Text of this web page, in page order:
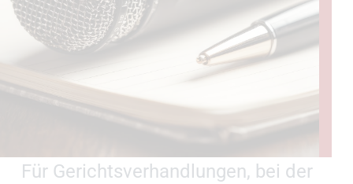
Für Gerichtsverhandlungen, bei der